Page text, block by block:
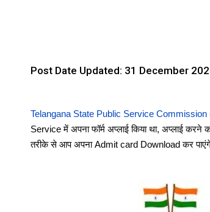
Post Date Updated: 31 December
Telangana State Public Service Commission
Service में अपना फॉर्म अप्लाई किया था, अप्लाई करने
तरीके से आप अपना Admit card Download कर